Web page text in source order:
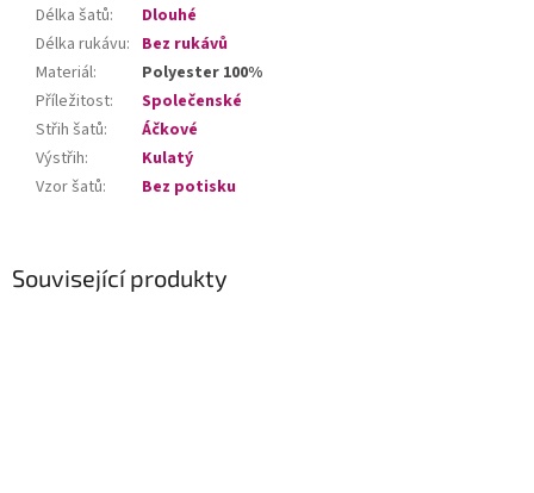
Související produkty
Délka šatů:
Dlouhé
Délka rukávu: Bez rukávů
Materiál:
Polyester 100%
Příležitost:
Společenské
Střih šatů:
Áčkové
Výstřih:
Kulatý
Vzor šatů: Bez potisku